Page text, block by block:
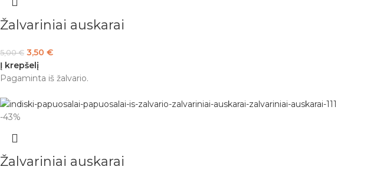
Žalvariniai auskarai
5,00€ 3,50 €
Į krepšelį
Pagaminta iš žalvario.
-43%
Žalvariniai auskarai